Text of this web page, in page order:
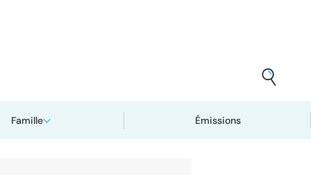
Famille Émissions